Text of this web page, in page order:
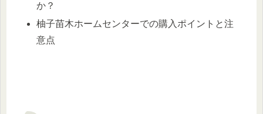
か？
柚子苗木ホームセンターでの購入ポイントと注
意点